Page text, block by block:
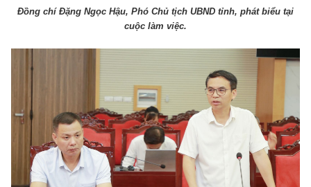
Đồng chí Đặng Ngọc Hậu, Phó Chủ tịch UBND tỉnh, phát biểu tại
cuộc làm việc.